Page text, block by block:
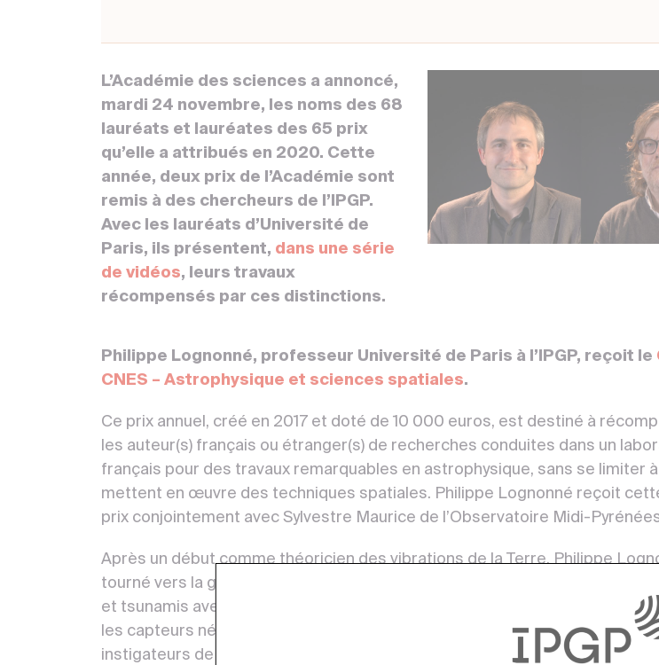
L’Académie des sciences a annoncé,
mardi 24 novembre, les noms des 68
lauréats et lauréates des 65 prix
qu’elle a attribués en 2020. Cette
année, deux prix de l’Académie sont
remis à des chercheurs de l’IPGP.
Avec les lauréats d’Université de
Paris, ils présentent, dans une série
de vidéos, leurs travaux
récompensés par ces distinctions.
Philippe Lognonné, professeur Université de Paris à l’IPGP, reçoit le
CNES – Astrophysique et sciences spatiales.
Ce prix annuel, créé en 2017 et doté de 10 000 euros, est destiné à
les auteur(s) français ou étranger(s) de recherches conduites dans un
français pour des travaux remarquables en astrophysique, sans se limiter
mettent en œuvre des techniques spatiales. Philippe Lognonné reçoit
prix conjointement avec Sylvestre Maurice de l’Observatoire Midi-
Après un début comme théoricien des vibrations de la Terre, Philippe
tourné vers la géophysique externe et planétaire. Il a formalisé le couplage
et tsunamis avec l’ionosphère terrestre tout en développant avec ses
les capteurs nécessaires aux défis de la sismologie planétaire. Il est l’un
instigateurs de la mission NASA InSight et responsable de son sismomètre.